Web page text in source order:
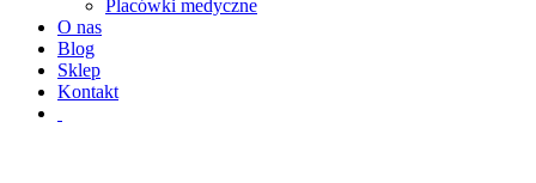
Placówki medyczne
O nas
Blog
Sklep
Kontakt